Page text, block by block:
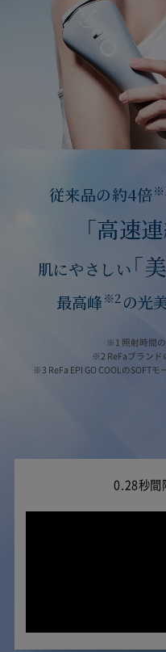
従来品の約4倍
「高速
肌にやさしい 「
最高峰※2 の光
※1 照射時間の
※2 ReFaブランド
※3 ReFa EPI GO COOLのSOFT
0.28秒間